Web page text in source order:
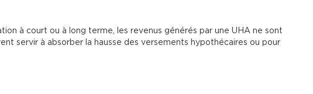
à court ou à long terme, les revenus générés par une UHA ne sont
servir à absorber la hausse des versements hypothécaires ou pour